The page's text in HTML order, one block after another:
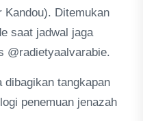
Kandou). Ditemukan
saat jadwal jaga
@radietyaalvarabie.
dibagikan tangkapan
penemuan jenazah